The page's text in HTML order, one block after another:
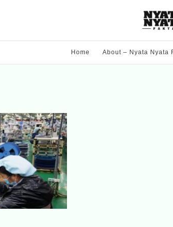
Home About – Nyata Nyata